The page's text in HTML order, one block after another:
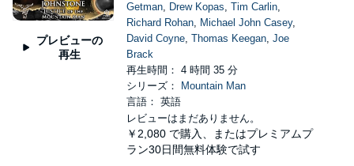
プレビューの
再生
Getman, Drew Kopas, Tim Carlin,
Richard Rohan, Michael John Casey,
David Coyne, Thomas Keegan, Joe
Brack
再生時間： 4 時間 35 分
シリーズ：
Mountain Man
言語： 英語
レビューはまだありません。
￥2,080 で購入、またはプレミアムプ
ラン30日間無料体験で試す